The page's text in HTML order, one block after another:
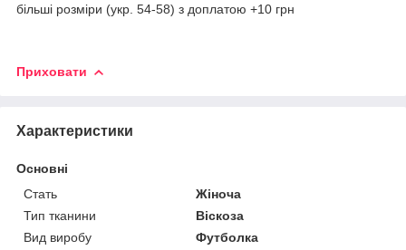
більші розміри (укр. 54-58) з доплатою +10 грн
Приховати
Характеристики
Основні
Стать
Жіноча
Тип тканини
Віскоза
Вид виробу
Футболка